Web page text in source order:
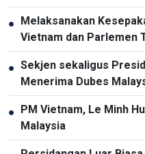
● Melaksanakan
Vietnam dan Parlemen
● Sekjen sekaligus
Menerima Dubes
Berpamitan
● PM Vietnam, Le Minh
Malaysia